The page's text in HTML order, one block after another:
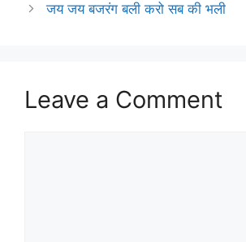
जय जय बजरंग बली करो सब की भली
Leave a Comment